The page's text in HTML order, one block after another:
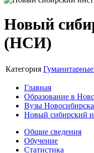
Новый
(НСИ)
Категория
Главная
Образование в
Вузы Новосибирска
Новый сибирский
Общие сведения
Обучение
Статистика